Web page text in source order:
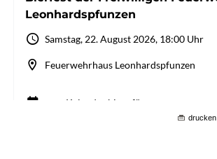
drucken